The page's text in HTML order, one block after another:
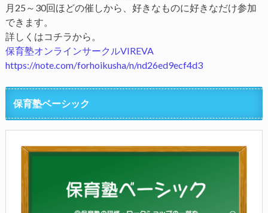
月25～30回ほどの催しから、好きなものに好きなだけ参加
できます。
詳しくはコチラから。
保育塾オンラインサークルVIREVA
https://note.com/forhoikusha/n/nd26ed9ecf4d3
保育塾ベーシック